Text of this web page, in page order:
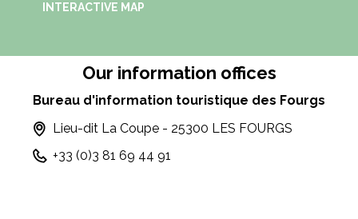
INTERACTIVE MAP
Our information offices
Bureau d'information touristique des Fourgs
Lieu-dit La Coupe - 25300 LES FOURGS
+33 (0)3 81 69 44 91